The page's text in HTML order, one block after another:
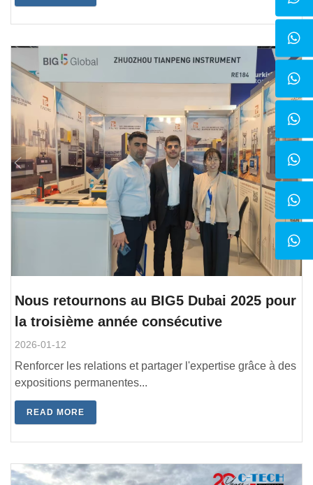
Nous retournons au BIG5 Dubai 2025 pour
la troisième année consécutive
2026-01-12
Renforcer les relations et partager l'expertise grâce à des
expositions permanentes...
READ MORE